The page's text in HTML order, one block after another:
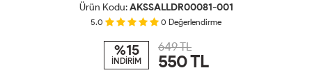
Ürün Kodu:AKSSALLDR00081-001
5.0 0 Değerlendirme
%15
İNDİRİM
649 TL
550TL